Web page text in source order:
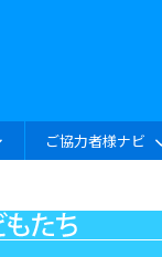
ご協力者様ナビ